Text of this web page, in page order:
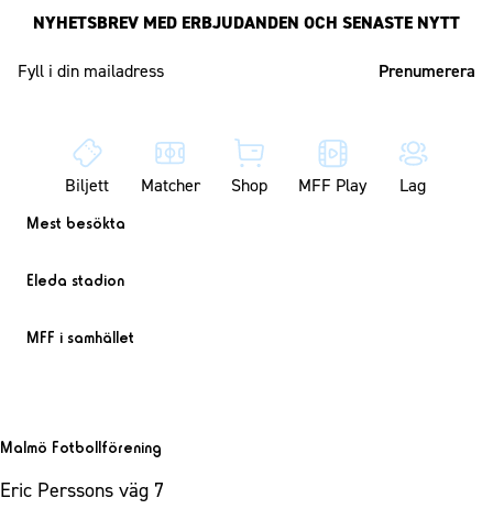
NYHETSBREV MED ERBJUDANDEN OCH SENASTE NYTT
Biljett Matcher Shop MFF Play Lag
Mest besökta
Eleda stadion
MFF i samhället
Malmö Fotbollförening
Eric Perssons väg 7